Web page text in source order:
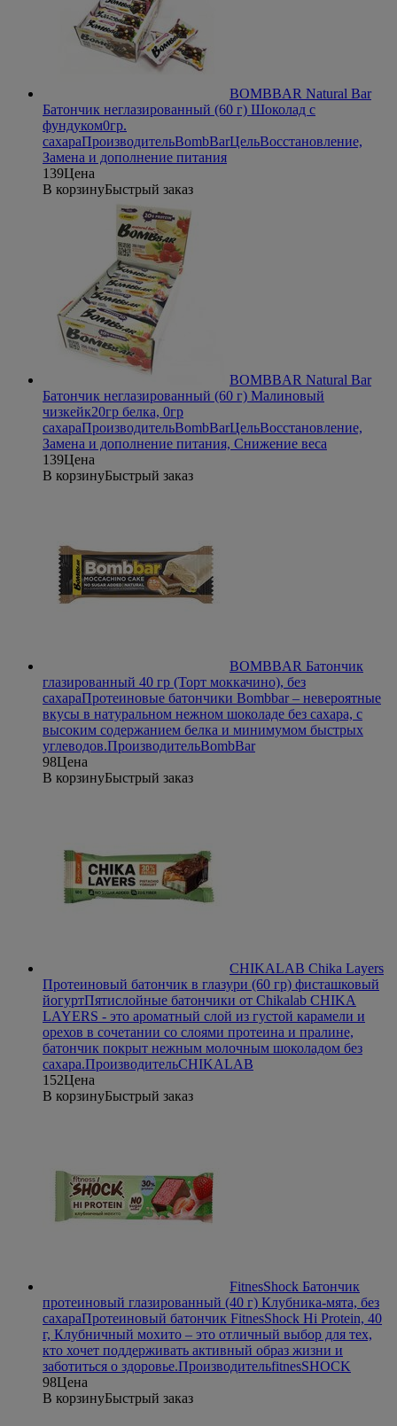
BOMBBAR Natural Bar
Батончик неглазированный (60 г) Шоколад с
фундуком0гр.
сахараПроизводительBombBarЦельВосстановление,
Замена и дополнение питания
139Цена
В корзинуБыстрый заказ
BOMBBAR Natural Bar
Батончик неглазированный (60 г) Малиновый
чизкейк20гр белка, 0гр
сахараПроизводительBombBarЦельВосстановление,
Замена и дополнение питания, Снижение веса
139Цена
В корзинуБыстрый заказ
BOMBBAR Батончик
глазированный 40 гр (Торт моккачино), без
сахараПротеиновые батончики Bombbar – невероятные
вкусы в натуральном нежном шоколаде без сахара, с
высоким содержанием белка и минимумом быстрых
углеводов.ПроизводительBombBar
98Цена
В корзинуБыстрый заказ
CHIKALAB Chika Layers
Протеиновый батончик в глазури (60 гр) фисташковый
йогуртПятислойные батончики от Chikalab CHIKA
LAYERS - это ароматный слой из густой карамели и
орехов в сочетании со слоями протеина и пралине,
батончик покрыт нежным молочным шоколадом без
сахара.ПроизводительCHIKALAB
152Цена
В корзинуБыстрый заказ
FitnesShock Батончик
протеиновый глазированный (40 г) Клубника-мята, без
сахараПротеиновый батончик FitnesShock Hi Protein, 40
г, Клубничный мохито – это отличный выбор для тех,
кто хочет поддерживать активный образ жизни и
заботиться о здоровье.ПроизводительfitnesSHOCK
98Цена
В корзинуБыстрый заказ